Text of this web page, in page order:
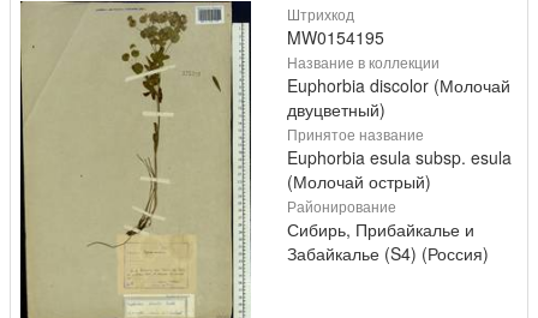
Штрихкод
MW0154195
Название в коллекции
Euphorbia discolor (Молочай
двуцветный)
Принятое название
Euphorbia esula subsp. esula
(Молочай острый)
Районирование
Сибирь, Прибайкалье и
Забайкалье (S4) (Россия)